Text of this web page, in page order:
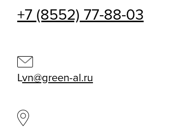
+7 (8552) 77-88-03
Lvn@green-al.ru